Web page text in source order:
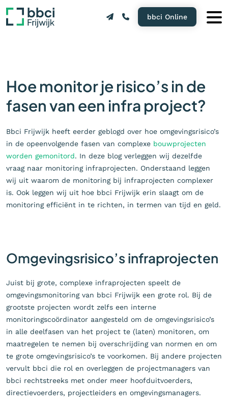
bbci Online
Hoe monitor je risico’s in de
fasen van een infra project?
Bbci Frijwijk heeft eerder geblogd over hoe omgevingsrisico’s
in de opeenvolgende fasen van complexe bouwprojecten
worden gemonitord. In deze blog verleggen wij dezelfde
vraag naar monitoring infraprojecten. Onderstaand leggen
wij uit waarom de monitoring bij infraprojecten complexer
is. Ook leggen wij uit hoe bbci Frijwijk erin slaagt om de
monitoring efficiënt in te richten, in termen van tijd en geld.
Omgevingsrisico’s infraprojecten
Juist bij grote, complexe infraprojecten speelt de
omgevingsmonitoring van bbci Frijwijk een grote rol. Bij de
grootste projecten wordt zelfs een interne
monitoringscoördinator aangesteld om de omgevingsrisico’s
in alle deelfasen van het project te (laten) monitoren, om
maatregelen te nemen bij overschrijding van normen en om
te grote omgevingsrisico’s te voorkomen. Bij andere projecten
vervult bbci die rol en overleggen de projectmanagers van
bbci rechtstreeks met onder meer hoofduitvoerders,
directievoerders, projectleiders en omgevingsmanagers.